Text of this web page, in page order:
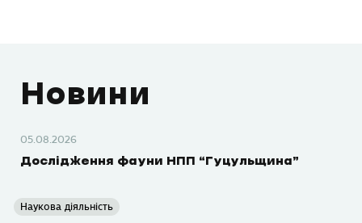
Новини
05.08.2026
Дослідження фауни НПП “Гуцульщина”
Наукова діяльність